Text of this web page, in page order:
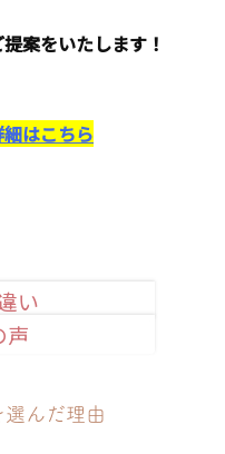
案をいたします！
はこちら
約束
い
選んだ理由
声